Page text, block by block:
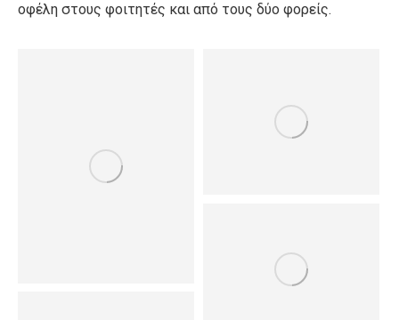
οφέλη στους φοιτητές και από τους δύο φορείς.